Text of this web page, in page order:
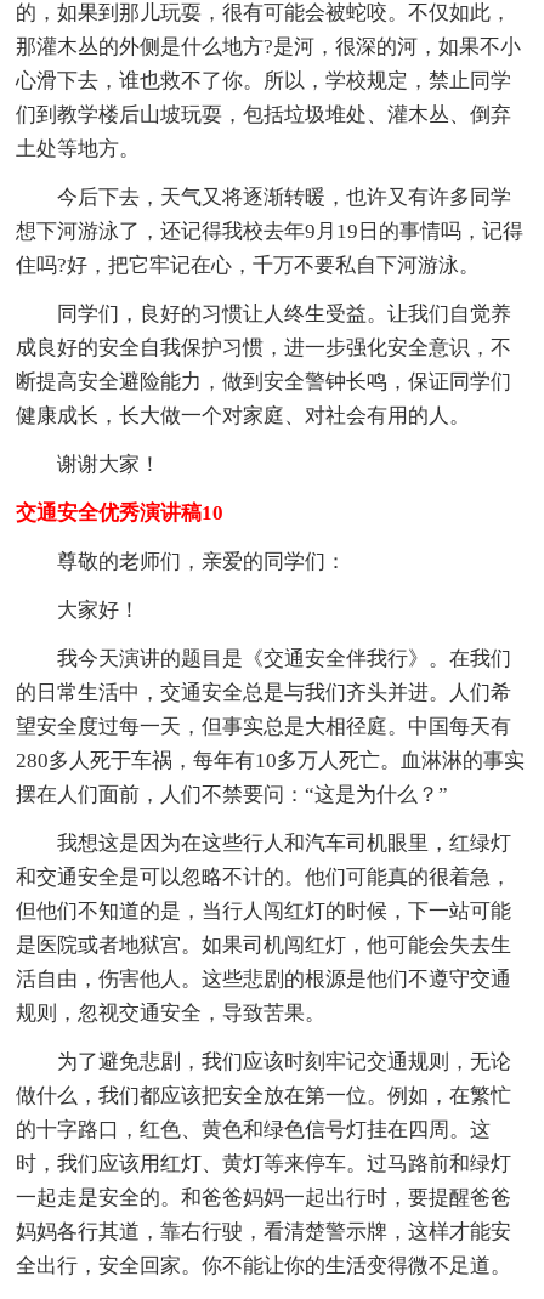
的，如果到那儿玩耍，很有可能会被蛇咬。不仅如此，
那灌木丛的外侧是什么地方?是河，很深的河，如果不小
心滑下去，谁也救不了你。所以，学校规定，禁止同学
们到教学楼后山坡玩耍，包括垃圾堆处、灌木丛、倒弃
土处等地方。
今后下去，天气又将逐渐转暖，也许又有许多同学
想下河游泳了，还记得我校去年9月19日的事情吗，记得
住吗?好，把它牢记在心，千万不要私自下河游泳。
同学们，良好的习惯让人终生受益。让我们自觉养
成良好的安全自我保护习惯，进一步强化安全意识，不
断提高安全避险能力，做到安全警钟长鸣，保证同学们
健康成长，长大做一个对家庭、对社会有用的人。
谢谢大家！
交通安全优秀演讲稿10
尊敬的老师们，亲爱的同学们：
大家好！
我今天演讲的题目是《交通安全伴我行》。在我们
的日常生活中，交通安全总是与我们齐头并进。人们希
望安全度过每一天，但事实总是大相径庭。中国每天有
280多人死于车祸，每年有10多万人死亡。血淋淋的事实
摆在人们面前，人们不禁要问：“这是为什么？”
我想这是因为在这些行人和汽车司机眼里，红绿灯
和交通安全是可以忽略不计的。他们可能真的很着急，
但他们不知道的是，当行人闯红灯的时候，下一站可能
是医院或者地狱宫。如果司机闯红灯，他可能会失去生
活自由，伤害他人。这些悲剧的根源是他们不遵守交通
规则，忽视交通安全，导致苦果。
为了避免悲剧，我们应该时刻牢记交通规则，无论
做什么，我们都应该把安全放在第一位。例如，在繁忙
的十字路口，红色、黄色和绿色信号灯挂在四周。这
时，我们应该用红灯、黄灯等来停车。过马路前和绿灯
一起走是安全的。和爸爸妈妈一起出行时，要提醒爸爸
妈妈各行其道，靠右行驶，看清楚警示牌，这样才能安
全出行，安全回家。你不能让你的生活变得微不足道。